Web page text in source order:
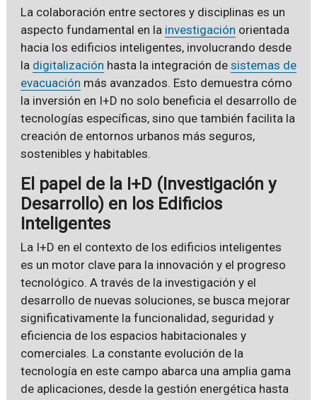
La colaboración entre sectores y disciplinas es un
aspecto fundamental en la investigación orientada
hacia los edificios inteligentes, involucrando desde
la digitalización hasta la integración de sistemas de
evacuación más avanzados. Esto demuestra cómo
la inversión en I+D no solo beneficia el desarrollo de
tecnologías específicas, sino que también facilita la
creación de entornos urbanos más seguros,
sostenibles y habitables.
El papel de la I+D (Investigación y
Desarrollo) en los Edificios
Inteligentes
La I+D en el contexto de los edificios inteligentes
es un motor clave para la innovación y el progreso
tecnológico. A través de la investigación y el
desarrollo de nuevas soluciones, se busca mejorar
significativamente la funcionalidad, seguridad y
eficiencia de los espacios habitacionales y
comerciales. La constante evolución de la
tecnología en este campo abarca una amplia gama
de aplicaciones, desde la gestión energética hasta